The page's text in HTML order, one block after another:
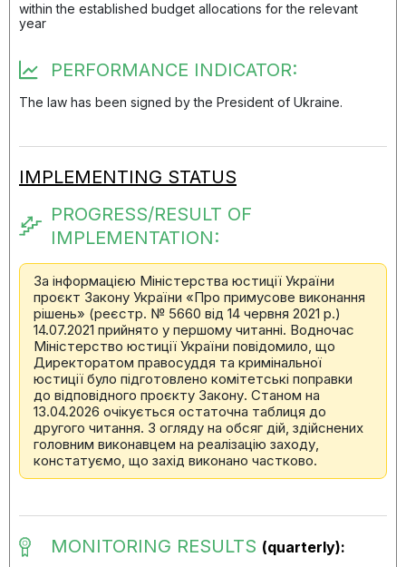
within the established budget allocations for the relevant
year
PERFORMANCE INDICATOR:
The law has been signed by the President of Ukraine.
IMPLEMENTING STATUS
PROGRESS/RESULT OF
IMPLEMENTATION:
За інформацією Міністерства юстиції України
проєкт Закону України «Про примусове виконання
рішень» (реєстр. № 5660 від 14 червня 2021 р.)
14.07.2021 прийнято у першому читанні. Водночас
Міністерство юстиції України повідомило, що
Директоратом правосуддя та кримінальної
юстиції було підготовлено комітетські поправки
до відповідного проєкту Закону. Станом на
13.04.2026 очікується остаточна таблиця до
другого читання. З огляду на обсяг дій, здійснених
головним виконавцем на реалізацію заходу,
констатуємо, що захід виконано частково.
MONITORING RESULTS (quarterly):